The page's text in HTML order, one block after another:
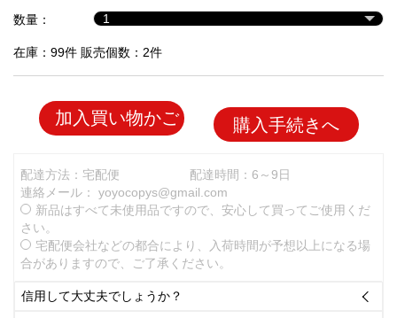
数量：
在庫：99件 販売個数：2件
加入買い物かご 購入手続きへ
配達方法：宅配便
配達時間：6～9日
連絡メール： yoyocopys@gmail.com
新品はすべて未使用品ですので、安心して買ってご使用くだ
さい。
宅配便会社などの都合により、入荷時間が予想以上になる場
合がありますので、ご了承ください。
信用して大丈夫でしょうか？ 